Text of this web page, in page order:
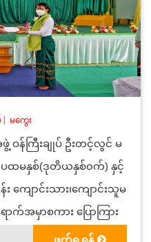
| မကွေး
ဝန်ကြီးချုပ် ဦးတင့်လွင် မ
ပထမနှစ်(ဒုတိယနှစ်၀က်) နှင့်
ျောင်းသား၊ကျောင်းသူမ
အမှာစကား ပြောကြား
ဖတ်ရှု့ရန်